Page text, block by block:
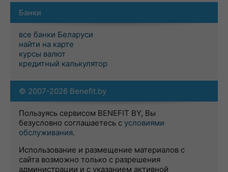
Банки
все банки Беларуси
найти на карте
курсы валют
кредитный калькулятор
© 2007-2026 Benefit.by
Пользуясь сервисом BENEFIT BY, Вы
безусловно соглашаетесь с условиями
обслуживания.
Использование и размещение материалов с
сайта возможно только с разрешения
администрации и с указанием активной